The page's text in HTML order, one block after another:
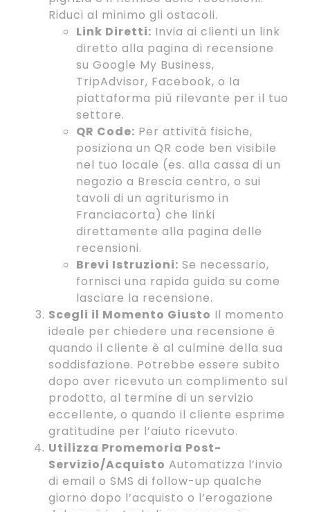
Riduci al minimo gli ostacoli.
Link Diretti: Invia ai clienti un link
diretto alla pagina di recensione
su Google My Business,
TripAdvisor, Facebook, o la
piattaforma più rilevante per il tuo
settore.
QR Code: Per attività fisiche,
posiziona un QR code ben visibile
nel tuo locale (es. alla cassa di un
negozio a Brescia centro, o sui
tavoli di un agriturismo in
Franciacorta) che linki
direttamente alla pagina delle
recensioni.
Brevi Istruzioni: Se necessario,
fornisci una rapida guida su come
lasciare la recensione.
Scegli il Momento Giusto Il momento
ideale per chiedere una recensione è
quando il cliente è al culmine della sua
soddisfazione. Potrebbe essere subito
dopo aver ricevuto un complimento sul
prodotto, al termine di un servizio
eccellente, o quando il cliente esprime
gratitudine per l’aiuto ricevuto.
Utilizza Promemoria Post-
Servizio/Acquisto Automatizza l’invio
di email o SMS di follow-up qualche
giorno dopo l’acquisto o l’erogazione